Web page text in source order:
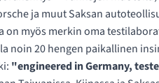
ja muut Saksan
on myös merkin oma
noin 20 hengen paikallinen
"engineered in Germany,